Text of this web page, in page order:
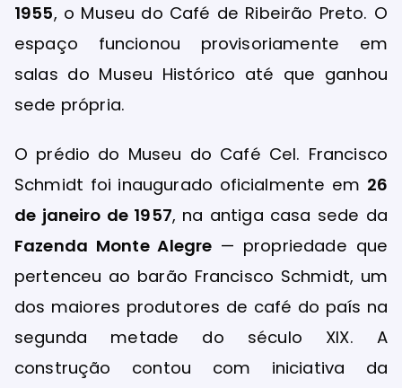
1955, o Museu do Café de Ribeirão Preto. O
espaço funcionou provisoriamente em
salas do Museu Histórico até que ganhou
sede própria.
O prédio do Museu do Café Cel. Francisco
Schmidt foi inaugurado oficialmente em 26
de janeiro de 1957, na antiga casa sede da
Fazenda Monte Alegre — propriedade que
pertenceu ao barão Francisco Schmidt, um
dos maiores produtores de café do país na
segunda metade do século XIX. A
construção contou com iniciativa da